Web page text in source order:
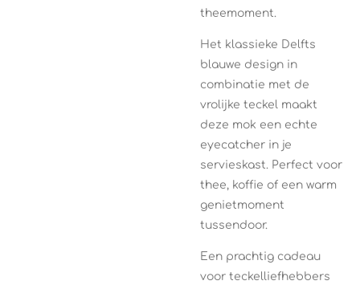
theemoment.
Het klassieke Delfts
blauwe design in
combinatie met de
vrolijke teckel maakt
deze mok een echte
eyecatcher in je
servieskast. Perfect voor
thee, koffie of een warm
genietmoment
tussendoor.
Een prachtig cadeau
voor teckelliefhebbers